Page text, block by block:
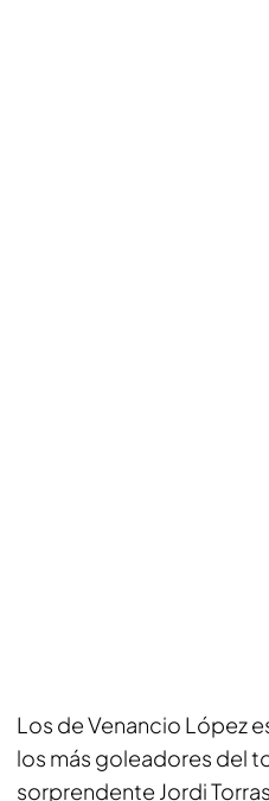
Los de Venancio López
los más goleadores del
sorprendente Jordi